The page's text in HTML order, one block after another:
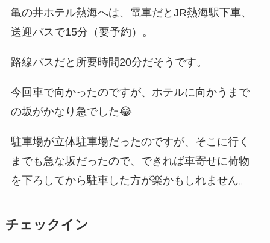
亀の井ホテル熱海へは、電車だとJR熱海駅下車、
送迎バスで15分（要予約）。
路線バスだと所要時間20分だそうです。
今回車で向かったのですが、ホテルに向かうまで
の坂がかなり急でした😂
駐車場が立体駐車場だったのですが、そこに行く
までも急な坂だったので、できれば車寄せに荷物
を下ろしてから駐車した方が楽かもしれません。
チェックイン